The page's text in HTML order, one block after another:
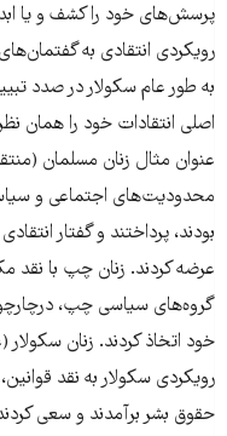
پرسش‌های خود را کشف و یا
رویکردی انتقادی به
به طور عام سکولار در صدد
اصلی انتقادات خود را همان
عنوان مثال زنان مسلمان
محدودیت‌های اجتماعی و
بودند، پرداختند و گفتار
عرضه کردند. زنان چپ با نقد
گروه‌های سیاسی چپ،
خود اتخاذ کردند. زنان
رویکردی سکولار به نقد
حقوق بشر برآمدند و سعی